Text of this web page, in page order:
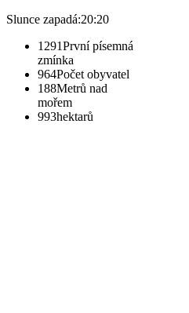
Slunce zapadá:20:20
1291První písemná
zmínka
964Počet obyvatel
188Metrů nad
mořem
993hektarů